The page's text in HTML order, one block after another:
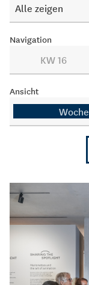
Alle zeigen
Navigation
KW 16
Ansicht
Woche